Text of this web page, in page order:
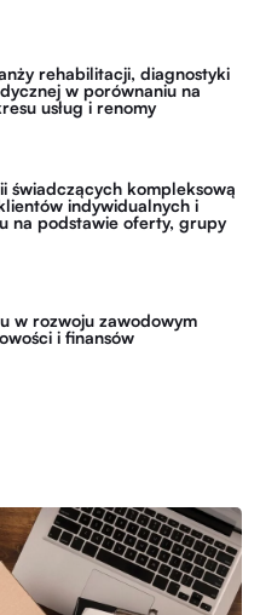
rehabilitacji, diagnostyki
w porównaniu na
usług i renomy
świadczących kompleksową
indywidualnych i
na podstawie oferty, grupy
w rozwoju zawodowym
i finansów